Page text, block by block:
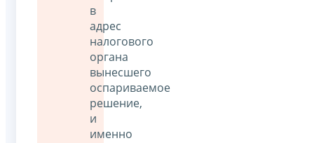
в
адрес
налогового
органа
вынесшего
оспариваемое
решение,
и
именно